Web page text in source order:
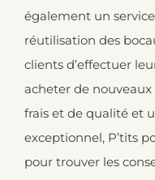
également un
réutilisation des
clients d’effectuer
acheter de
frais et de qualité et
exceptionnel, P’tits
pour trouver les